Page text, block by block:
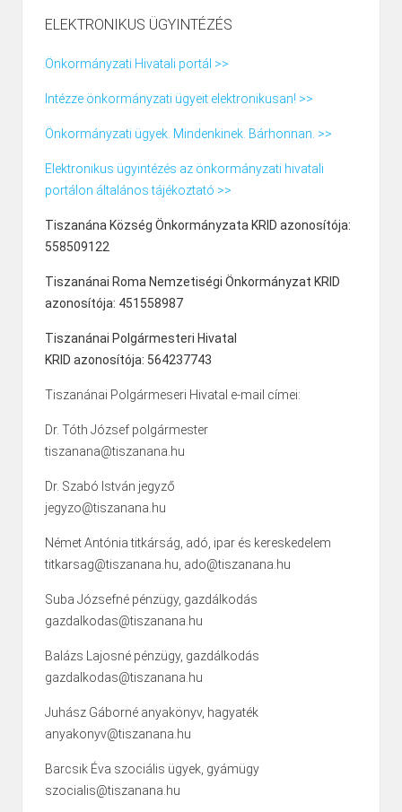
ELEKTRONIKUS ÜGYINTÉZÉS
Önkormányzati Hivatali portál >>
Intézze önkormányzati ügyeit elektronikusan! >>
Önkormányzati ügyek. Mindenkinek. Bárhonnan. >>
Elektronikus ügyintézés az önkormányzati hivatali
portálon általános tájékoztató >>
Tiszanána Község Önkormányzata KRID azonosítója:
558509122
Tiszanánai Roma Nemzetiségi Önkormányzat KRID
azonosítója: 451558987
Tiszanánai Polgármesteri Hivatal
KRID azonosítója: 564237743
Tiszanánai Polgármeseri Hivatal e-mail címei:
Dr. Tóth József polgármester
tiszanana@tiszanana.hu
Dr. Szabó István jegyző
jegyzo@tiszanana.hu
Német Antónia titkárság, adó, ipar és kereskedelem
titkarsag@tiszanana.hu, ado@tiszanana.hu
Suba Józsefné pénzügy, gazdálkodás
gazdalkodas@tiszanana.hu
Balázs Lajosné pénzügy, gazdálkodás
gazdalkodas@tiszanana.hu
Juhász Gáborné anyakönyv, hagyaték
anyakonyv@tiszanana.hu
Barcsik Éva szociális ügyek, gyámügy
szocialis@tiszanana.hu